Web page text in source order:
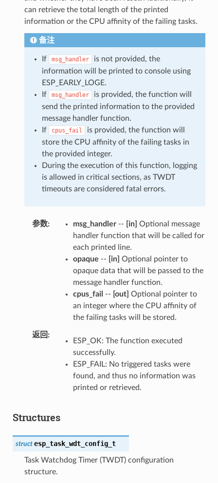
can retrieve the total length of the printed
information or the CPU affinity of the failing tasks.
备注
If msg_handler
is not provided, the
information will be printed to console using
ESP_EARLY_LOGE.
If
msg_handler
is provided, the function will
send the printed information to the provided
message handler function.
If
cpus_fail
is provided, the function will
store the CPU affinity of the failing tasks in
the provided integer.
During the execution of this function, logging
is allowed in critical sections, as TWDT
timeouts are considered fatal errors.
参数 msg_handler-- [in] Optional message
handler function that will be called for
each printed line.
opaque -- [in] Optional pointer to
opaque data that will be passed to the
message handler function.
cpus_fail -- [out] Optional pointer to
an integer where the CPU affinity of
the failing tasks will be stored.
返回
ESP_OK: The function executed
successfully.
ESP_FAIL: No triggered tasks were
found, and thus no information was
printed or retrieved.
Structures
struct esp_task_wdt_config_t
Task Watchdog Timer (TWDT) configuration
structure.